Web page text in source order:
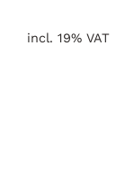
incl. 19% VAT